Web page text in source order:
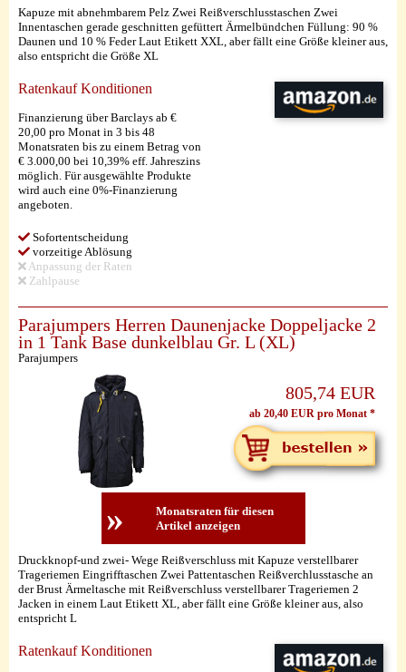
Kapuze mit abnehmbarem Pelz Zwei Reißverschlusstaschen Zwei
Innentaschen gerade geschnitten gefüttert Ärmelbündchen Füllung: 90 %
Daunen und 10 % Feder Laut Etikett XXL, aber fällt eine Größe kleiner aus,
also entspricht die Größe XL
Ratenkauf Konditionen
Finanzierung über Barclays ab €
20,00 pro Monat in 3 bis 48
Monatsraten bis zu einem Betrag von
€ 3.000,00 bei 10,39% eff. Jahreszins
möglich. Für ausgewählte Produkte
wird auch eine 0%-Finanzierung
angeboten.
Sofortentscheidung
vorzeitige Ablösung
Anpassung der Raten
Zahlpause
Parajumpers Herren Daunenjacke Doppeljacke 2
in 1 Tank Base dunkelblau Gr. L (XL)
Parajumpers
805,74 EUR
ab 20,40 EUR pro Monat *
Druckknopf-und zwei- Wege Reißverschluss mit Kapuze verstellbarer
Trageriemen Eingrifftaschen Zwei Pattentaschen Reißverchlusstasche an
der Brust Ärmeltasche mit Reißverschluss verstellbarer Trageriemen 2
Jacken in einem Laut Etikett XL, aber fällt eine Größe kleiner aus, also
entspricht L
Ratenkauf Konditionen
»
Monatsraten für diesen
Artikel anzeigen